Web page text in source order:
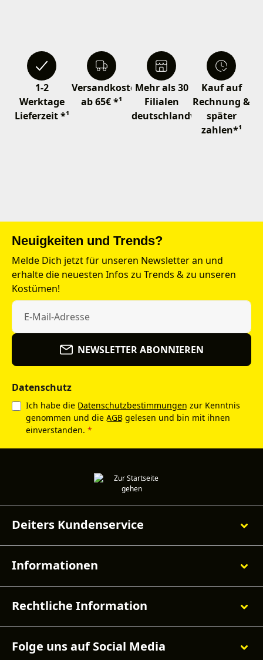
1-2
Werktage
Lieferzeit *¹
Versandkostenfrei
ab 65€ *¹
Mehr als 30
Filialen
deutschlandweit
Kauf auf
Rechnung &
später
zahlen*¹
Neuigkeiten und Trends?
Melde Dich jetzt für unseren Newsletter an und
erhalte die neuesten Infos zu Trends & zu unseren
Kostümen!
NEWSLETTER ABONNIEREN
Datenschutz
Ich habe die Datenschutzbestimmungen zur Kenntnis
genommen und die AGB gelesen und bin mit ihnen
einverstanden. *
Deiters Kundenservice
Informationen
Rechtliche Information
Folge uns auf Social Media